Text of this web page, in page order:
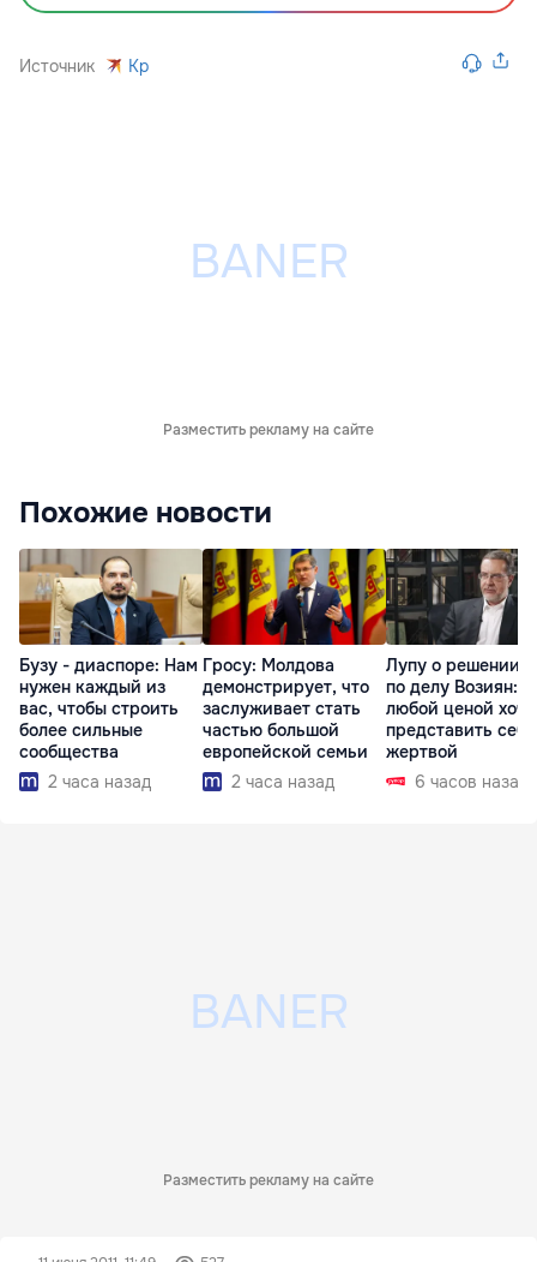
Источник Kp
Разместить рекламу на сайте
Похожие новости
Бузу - диаспоре: Нам
нужен каждый из
вас, чтобы строить
более сильные
сообщества
2 часа назад
Гросу: Молдова
демонстрирует, что
заслуживает стать
частью большой
европейской семьи
2 часа назад
Лупу о решении
по делу Возиян:
любой ценой
представить себя
жертвой
6 часов назад
Разместить рекламу на сайте